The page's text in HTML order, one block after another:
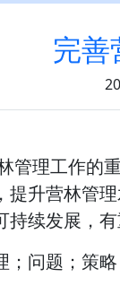
完善
管理工作的
提升营林管
续发展，有
；问题；策略